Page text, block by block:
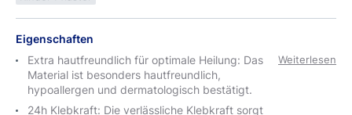
Eigenschaften
Extra hautfreundlich für optimale Heilung: Das
Material ist besonders hautfreundlich,
hypoallergen und dermatologisch bestätigt.
24h Klebkraft: Die verlässliche Klebkraft sorgt
Weiterlesen